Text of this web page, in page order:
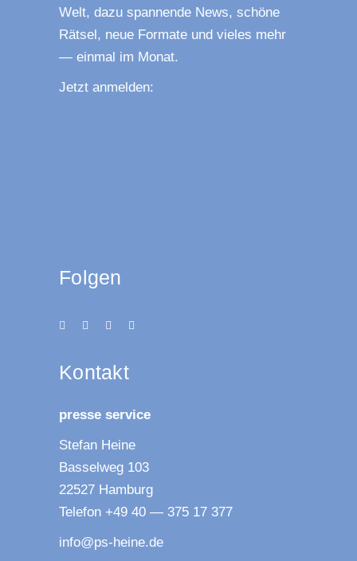
Welt, dazu span­nen­de News, schö­ne
Rät­sel, neue For­ma­te und vie­les mehr
— ein­mal im Monat.
Jetzt anmel­den:
Folgen
Kon­takt
pres­se service
Ste­fan Heine
Bas­sel­weg 103
22527 Hamburg
Tele­fon +49 40 — 375 17 377
info@ps-heine.de